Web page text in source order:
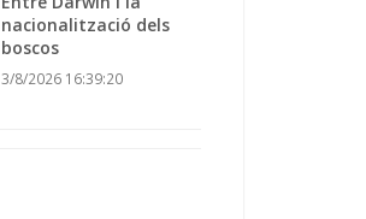
nacionalització dels
boscos
3/8/2026 16:39:20